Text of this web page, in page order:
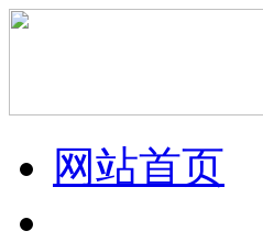
网站首页